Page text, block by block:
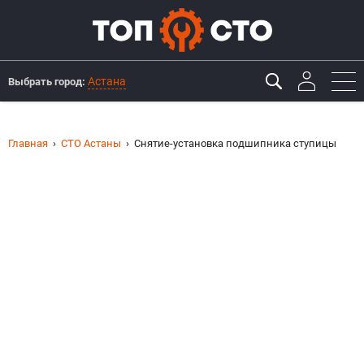
Выбрать город: Астана
Главная СТО Астаны Снятие-установка подшипника ступицы